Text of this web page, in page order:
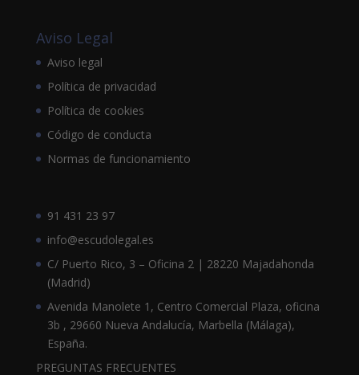
Aviso Legal
Aviso legal
Política de privacidad
Política de cookies
Código de conducta
Normas de funcionamiento
91 431 23 97
info@escudolegal.es
C/ Puerto Rico, 3 – Oficina 2 | 28220 Majadahonda
(Madrid)
Avenida Manolete 1, Centro Comercial Plaza, oficina
3b , 29660 Nueva Andalucía, Marbella (Málaga),
España.
PREGUNTAS FRECUENTES